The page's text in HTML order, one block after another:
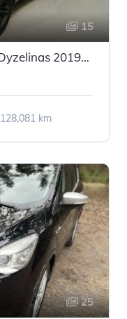
15
Infiniti Q30 nuo 225 €/ mėn Dyzelinas 2019m. Visureigis Mechaninė
128,081 km
25